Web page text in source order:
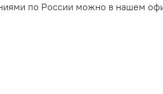
по России можно в нашем